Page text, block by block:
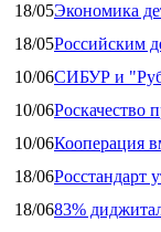
18/05Экономика
18/05Российским
10/06СИБУР и
10/06Роскачество
10/06Кооперация
18/06Росстандарт
18/0683%